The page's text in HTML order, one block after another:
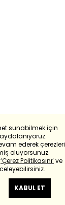
sunabilmek için
ederek çerezleri
oluyorsunuz.
‘Çerez Politikasını’ve
KABUL ET
Translate
kullanılmıştır.
haberturk.com